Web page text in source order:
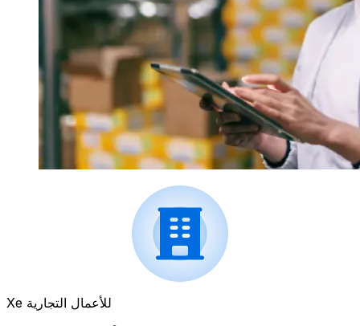
Xe للأعمال التجارية